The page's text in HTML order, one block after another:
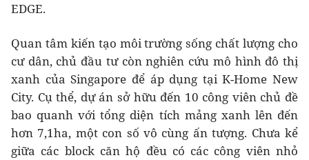
EDGE.
Quan tâm kiến tạo môi trường sống chất lượng cho
cư dân, chủ đầu tư còn nghiên cứu mô hình đô thị
xanh của Singapore để áp dụng tại K-Home New
City. Cụ thể, dự án sở hữu đến 10 công viên chủ đề
bao quanh với tổng diện tích mảng xanh lên đến
hơn 7,1ha, một con số vô cùng ấn tượng. Chưa kể
giữa các block căn hộ đều có các công viên nhỏ